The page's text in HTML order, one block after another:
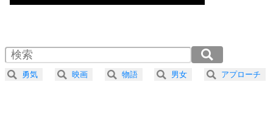
気楽に生きる30の方法
4 器の大きい人は、怒りを優しさで表現する。
プラス思考
2.0倍速 （222KB 56秒）
2.5倍速 （178KB 45秒）
3.0倍速 （148KB 37秒）
勇気 映画 物語 男女 アプローチ